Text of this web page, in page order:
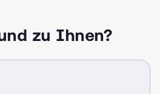
zu Ihnen?